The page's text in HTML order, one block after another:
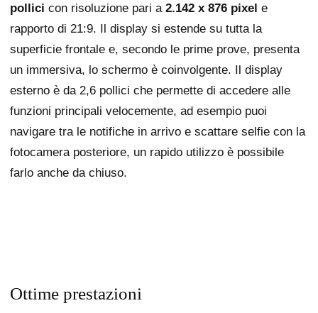
pollici con risoluzione pari a 2.142 x 876 pixel e
rapporto di 21:9. Il display si estende su tutta la
superficie frontale e, secondo le prime prove, presenta
un immersiva, lo schermo è coinvolgente. Il display
esterno è da 2,6 pollici che permette di accedere alle
funzioni principali velocemente, ad esempio puoi
navigare tra le notifiche in arrivo e scattare selfie con la
fotocamera posteriore, un rapido utilizzo è possibile
farlo anche da chiuso.
Ottime prestazioni